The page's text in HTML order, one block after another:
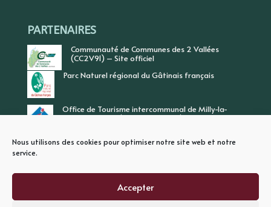
Nous utilisons des cookies pour optimiser notre site web et notre
service.
Accepter
PARTENAIRES
Communauté de Communes des 2 Vallées
(CC2V91) – Site officiel
Parc Naturel régional du Gâtinais français
Office de Tourisme intercommunal de Milly-la-
Forêt, Vallée de l’Ecole, Vallée de l’Essonne